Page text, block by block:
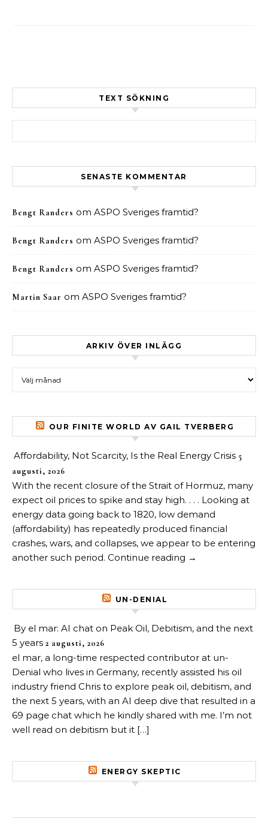
TEXT SÖKNING
SENASTE KOMMENTAR
Bengt Randers om ASPO Sveriges framtid?
Bengt Randers om ASPO Sveriges framtid?
Bengt Randers om ASPO Sveriges framtid?
Martin Saar om ASPO Sveriges framtid?
ARKIV ÖVER INLÄGG
OUR FINITE WORLD AV GAIL TVERBERG
Affordability, Not Scarcity, Is the Real Energy Crisis 5
augusti, 2026
With the recent closure of the Strait of Hormuz, many
expect oil prices to spike and stay high. . . . Looking at
energy data going back to 1820, low demand
(affordability) has repeatedly produced financial
crashes, wars, and collapses, we appear to be entering
another such period. Continue reading →
UN-DENIAL
By el mar: AI chat on Peak Oil, Debitism, and the next
5 years 2 augusti, 2026
el mar, a long-time respected contributor at un-
Denial who lives in Germany, recently assisted his oil
industry friend Chris to explore peak oil, debitism, and
the next 5 years, with an AI deep dive that resulted in a
69 page chat which he kindly shared with me. I’m not
well read on debitism but it […]
ENERGY SKEPTIC